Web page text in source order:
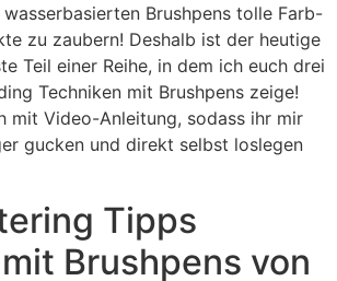
Brushpens tolle Farb-
zu zaubern! Deshalb ist der heutige
Teil einer Reihe, in dem ich euch drei
Techniken mit Brushpens zeige!
mit Video-Anleitung, sodass ihr mir
gucken und direkt selbst loslegen